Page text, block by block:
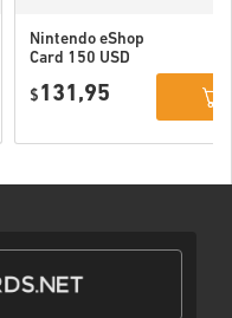
Nintendo eShop
Card 150 USD
$ 131,95